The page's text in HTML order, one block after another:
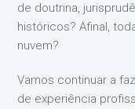
de doutrina,
históricos? Afinal,
nuvem?
Vamos continuar a
de experiência